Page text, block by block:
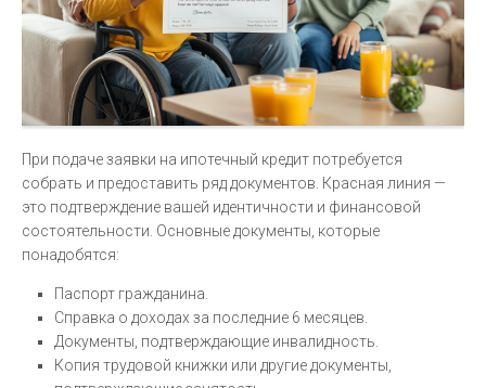
При подаче заявки на ипотечный кредит потребуется
собрать и предоставить ряд документов. Красная линия —
это подтверждение вашей идентичности и финансовой
состоятельности. Основные документы, которые
понадобятся:
Паспорт гражданина.
Справка о доходах за последние 6 месяцев.
Документы, подтверждающие инвалидность.
Копия трудовой книжки или другие документы,